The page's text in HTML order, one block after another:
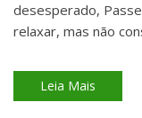
desesperado,
relaxar, mas não
Leia Mais